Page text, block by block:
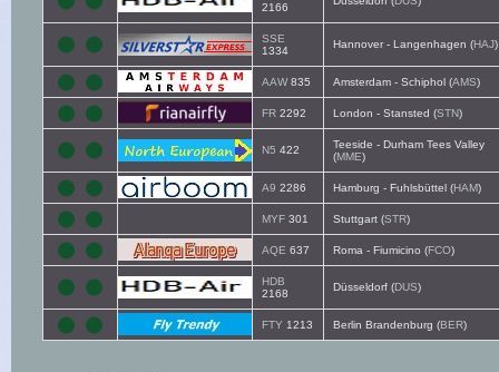
2166
SSE
1334
Hannover - Langenhagen (HAJ)
AAW835 Amsterdam - Schiphol (AMS)
FR 2292 London - Stansted (STN)
N5 422
Teeside - Durham Tees Valley
(MME)
A9 2286 Hamburg - Fuhlsbüttel (HAM)
MYF 301 Stuttgart (STR)
AQE 637 Roma - Fiumicino (FCO)
HDB
2168
Düsseldorf (DUS)
FTY 1213 Berlin Brandenburg (BER)